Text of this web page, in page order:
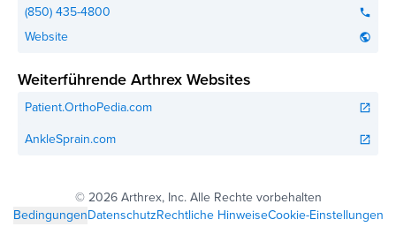
(850) 435-4800
phone
Website public
Weiterführende Arthrex Websites
Patient.OrthoPedia.com open_in_new
AnkleSprain.com open_in_new
© 2026 Arthrex, Inc. Alle Rechte vorbehalten
BedingungenDatenschutzRechtliche HinweiseCookie-Einstellungen